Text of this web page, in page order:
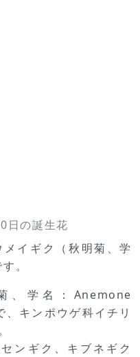
日の誕生花
イギク（秋明菊、学
。
、学名：Anemone
キンポウゲ科イチリ
ンギク、キブネギク